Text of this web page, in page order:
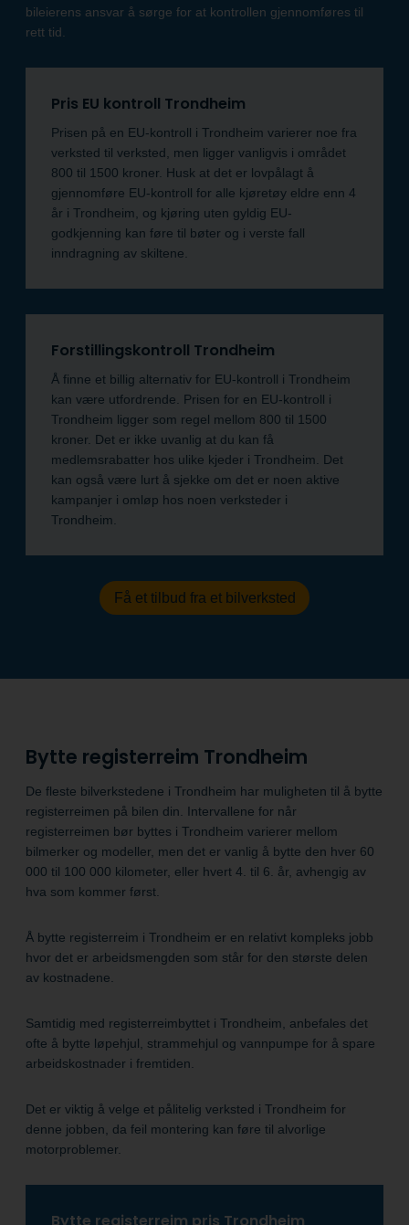
bileierens ansvar å sørge for at kontrollen gjennomføres til
rett tid.
Pris EU kontroll Trondheim
Prisen på en EU-kontroll i Trondheim varierer noe fra
verksted til verksted, men ligger vanligvis i området
800 til 1500 kroner. Husk at det er lovpålagt å
gjennomføre EU-kontroll for alle kjøretøy eldre enn 4
år i Trondheim, og kjøring uten gyldig EU-
godkjenning kan føre til bøter og i verste fall
inndragning av skiltene.
Forstillingskontroll Trondheim
Å finne et billig alternativ for EU-kontroll i Trondheim
kan være utfordrende. Prisen for en EU-kontroll i
Trondheim ligger som regel mellom 800 til 1500
kroner. Det er ikke uvanlig at du kan få
medlemsrabatter hos ulike kjeder i Trondheim. Det
kan også være lurt å sjekke om det er noen aktive
kampanjer i omløp hos noen verksteder i
Trondheim.
Få et tilbud fra et bilverksted
Bytte registerreim Trondheim
De fleste bilverkstedene i Trondheim har muligheten til å bytte
registerreimen på bilen din. Intervallene for når
registerreimen bør byttes i Trondheim varierer mellom
bilmerker og modeller, men det er vanlig å bytte den hver 60
000 til 100 000 kilometer, eller hvert 4. til 6. år, avhengig av
hva som kommer først.
Å bytte registerreim i Trondheim er en relativt kompleks jobb
hvor det er arbeidsmengden som står for den største delen
av kostnadene.
Samtidig med registerreimbyttet i Trondheim, anbefales det
ofte å bytte løpehjul, strammehjul og vannpumpe for å spare
arbeidskostnader i fremtiden.
Det er viktig å velge et pålitelig verksted i Trondheim for
denne jobben, da feil montering kan føre til alvorlige
motorproblemer.
Bytte registerreim pris Trondheim